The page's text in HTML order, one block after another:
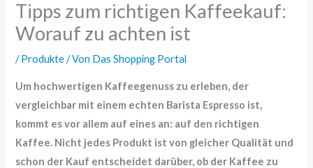
Tipps zum richtigen Kaffeekauf:
Worauf zu achten ist
/Produkte/ Von Das Shopping Portal
Um hochwertigen Kaffeegenuss zu erleben, der
vergleichbar mit einem echten Barista Espresso ist,
kommt es vor allem auf eines an: auf den richtigen
Kaffee. Nicht jedes Produkt ist von gleicher Qualität und
schon der Kauf entscheidet darüber, ob der Kaffee zu